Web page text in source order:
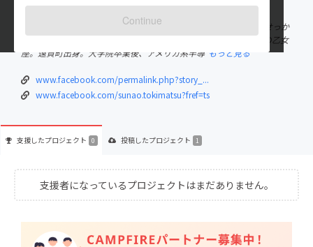
Continue
出身国：日本 出身地：福岡県
地産地消のローカルコミュニケーションで安心、信頼のある『おせっか
いさん』時松順（ときまつ すなお）です。 1985年9月4日生まれの乙女
座。遠賀町出身。大学院卒業後、アメリカ系半導 もっと見る
www.facebook.com/permalink.php?story_...
www.facebook.com/sunao.tokimatsu?fref=ts
支援したプロジェクト 0 投稿したプロジェクト 1
支援者になっているプロジェクトはまだありません。